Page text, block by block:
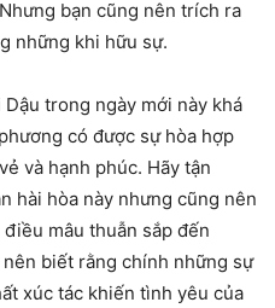
bạn cũng nên trích ra
những khi hữu sự.
trong ngày mới này khá
có được sự hòa hợp
và hạnh phúc. Hãy tận
hài hòa này nhưng cũng nên
mâu thuẫn sắp đến
biết rằng chính những sự
xúc tác khiến tình yêu của